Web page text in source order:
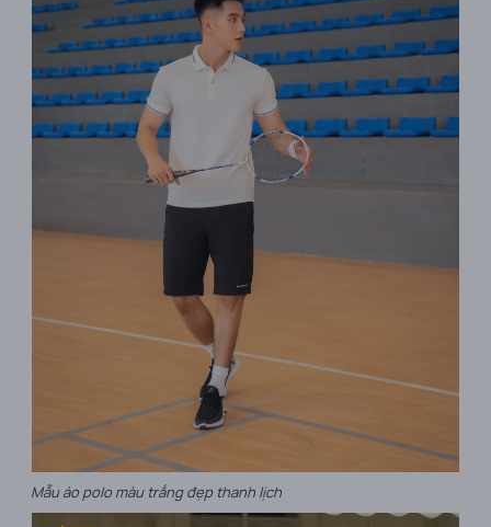
Mẫu áo polo màu trắng đẹp thanh lịch